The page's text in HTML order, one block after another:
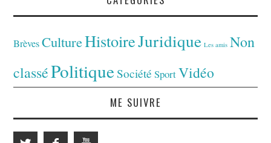
Brèves CultureHistoireJuridique Les amis Non
classéPolitiqueSociété SportVidéo
ME SUIVRE